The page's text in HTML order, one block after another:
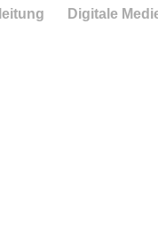
Digitale